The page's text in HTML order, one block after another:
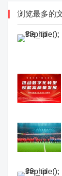
浏览最多的